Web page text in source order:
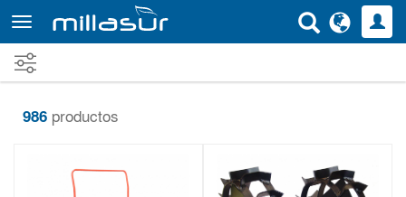
contenido
principal
986 productos